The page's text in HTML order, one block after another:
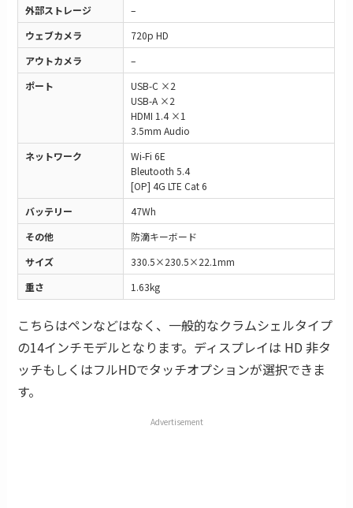
外部ストレージ
–
ウェブカメラ
720p HD
アウトカメラ
–
ポート
USB-C ×2
USB-A ×2
HDMI 1.4 ×1
3.5mm Audio
ネットワーク
Wi-Fi 6E
Bleutooth 5.4
[OP] 4G LTE Cat 6
バッテリー
47Wh
その他
防滴キーボード
サイズ
330.5×230.5×22.1mm
重さ
1.63kg
こちらはペンなどはなく、一般的なクラムシェルタイプ
の14インチモデルとなります。ディスプレイは HD 非タ
ッチもしくはフルHDでタッチオプションが選択できま
す。
Advertisement